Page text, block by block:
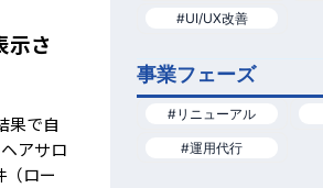
示さ
果で自
アサロ
（ロー
#UI/UX改善
事業フェーズ
#リニューアル
#運用代行